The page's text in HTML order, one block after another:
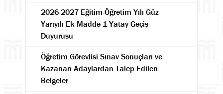
2026-2027 Eğitim-Öğretim Yılı Güz
Yarıyılı Ek Madde-1 Yatay Geçiş
Duyurusu
Öğretim Görevlisi Sınav Sonuçları ve
Kazanan Adaylardan Talep Edilen
Belgeler